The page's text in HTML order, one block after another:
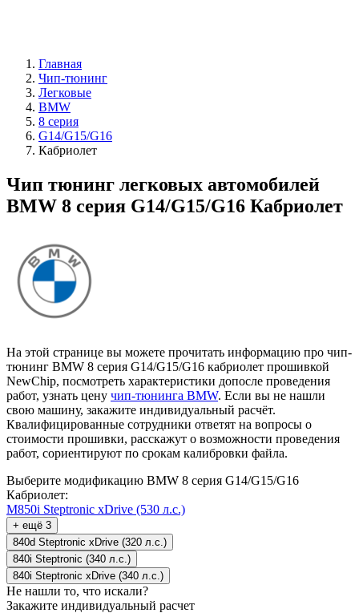
Главная
Чип-тюнинг
Легковые
BMW
8 серия
G14/G15/G16
Кабриолет
Чип тюнинг легковых автомобилей
BMW 8 серия G14/G15/G16 Кабриолет
На этой странице вы можете прочитать информацию про чип-
тюнинг BMW 8 серия G14/G15/G16 кабриолет прошивкой
NewChip, посмотреть характеристики допосле проведения
работ, узнать цену чип-тюнинга BMW. Если вы не нашли
свою машину, закажите индивидуальный расчёт.
Квалифицированные сотрудники ответят на вопросы о
стоимости прошивки, расскажут о возможности проведения
работ, сориентируют по срокам калибровки файла.
Выберите модификацию BMW 8 серия G14/G15/G16
Кабриолет:
M850i Steptronic xDrive (530 л.с.)
+ ещё 3
840d Steptronic xDrive (320 л.с.)
840i Steptronic (340 л.с.)
840i Steptronic xDrive (340 л.с.)
Не нашли то, что искали?
Закажите индивидуальный расчет